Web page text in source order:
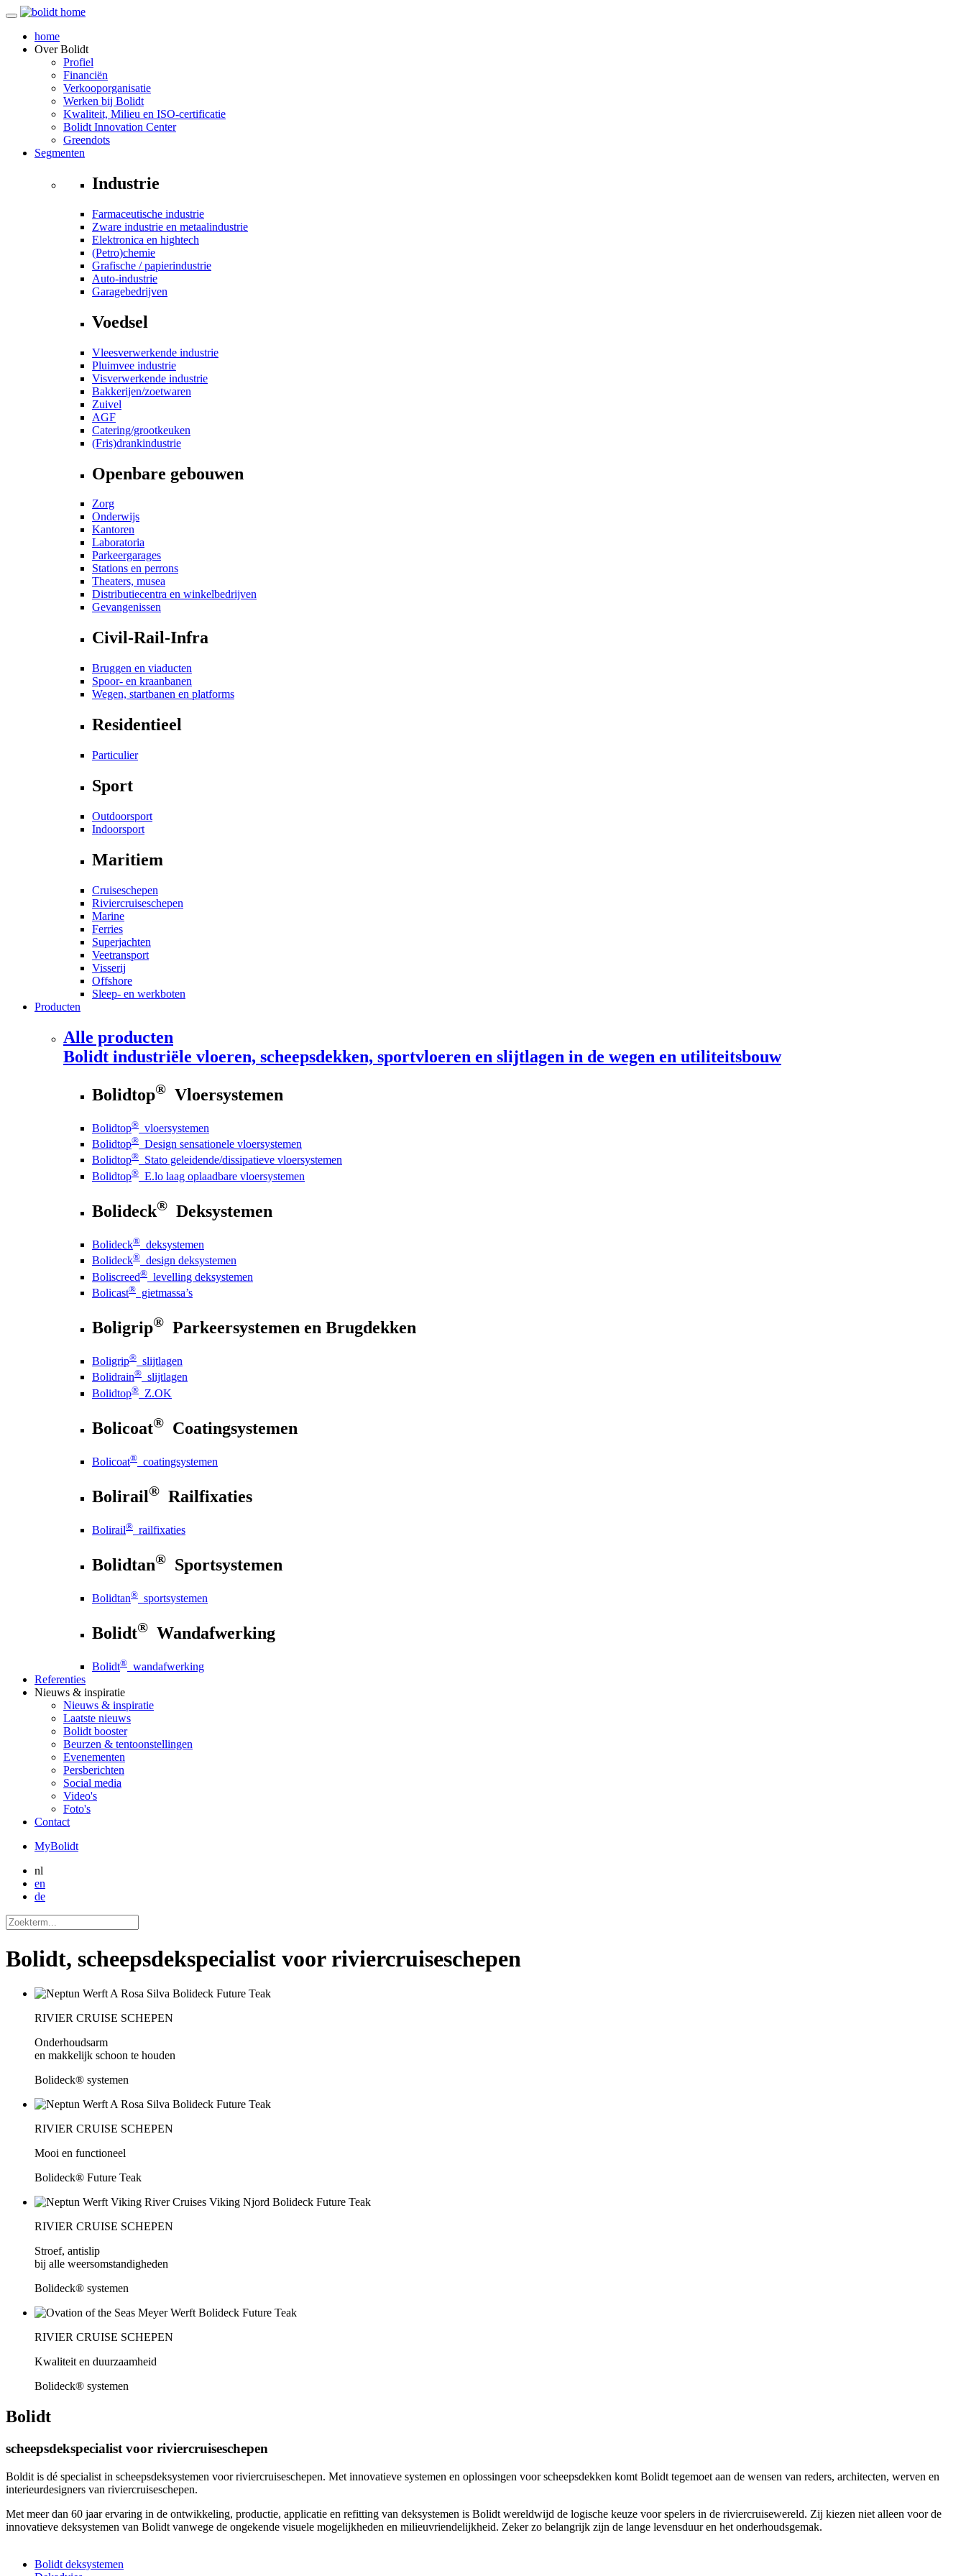
home
OverBolidt
Profiel
Financiën
Verkooporganisatie
Werken bij Bolidt
Kwaliteit, Milieu en ISO-certificatie
Bolidt Innovation Center
Greendots
Segmenten
Industrie
Farmaceutische industrie
Zware industrie en metaalindustrie
Elektronica en hightech
(Petro)chemie
Grafische / papierindustrie
Auto-industrie
Garagebedrijven
Voedsel
Vleesverwerkende industrie
Pluimvee industrie
Visverwerkende industrie
Bakkerijen/zoetwaren
Zuivel
AGF
Catering/grootkeuken
(Fris)drankindustrie
Openbare gebouwen
Zorg
Onderwijs
Kantoren
Laboratoria
Parkeergarages
Stations en perrons
Theaters, musea
Distributiecentra en winkelbedrijven
Gevangenissen
Civil-Rail-Infra
Bruggen en viaducten
Spoor- en kraanbanen
Wegen, startbanen en platforms
Residentieel
Particulier
Sport
Outdoorsport
Indoorsport
Maritiem
Cruiseschepen
Riviercruiseschepen
Marine
Ferries
Superjachten
Veetransport
Visserij
Offshore
Sleep- en werkboten
Producten
Alle producten
Bolidt industriële vloeren, scheepsdekken, sportvloeren en slijtlagen in de wegen en utiliteitsbouw
Bolidtop® Vloersystemen
Bolidtop® vloersystemen
Bolidtop® Design sensationele vloersystemen
Bolidtop® Stato geleidende/dissipatieve vloersystemen
Bolidtop® E.lo laag oplaadbare vloersystemen
Bolideck® Deksystemen
Bolideck® deksystemen
Bolideck® design deksystemen
Boliscreed® levelling deksystemen
Bolicast® gietmassa’s
Boligrip® Parkeersystemen en Brugdekken
Boligrip® slijtlagen
Bolidrain® slijtlagen
Bolidtop® Z.OK
Bolicoat® Coatingsystemen
Bolicoat® coatingsystemen
Bolirail® Railfixaties
Bolirail® railfixaties
Bolidtan® Sportsystemen
Bolidtan® sportsystemen
Bolidt® Wandafwerking
Bolidt® wandafwerking
Referenties
Nieuws & inspiratie
Nieuws & inspiratie
Laatste nieuws
Bolidt booster
Beurzen & tentoonstellingen
Evenementen
Persberichten
Social media
Video's
Foto's
Contact
MyBolidt
nl
en
de
Bolidt, scheepsdekspecialist voor riviercruiseschepen
RIVIER CRUISE SCHEPEN
Onderhoudsarm
en makkelijk schoon te houden
Bolideck® systemen
RIVIER CRUISE SCHEPEN
Mooi en functioneel
Bolideck® Future Teak
RIVIER CRUISE SCHEPEN
Stroef, antislip
bij alle weersomstandigheden
Bolideck® systemen
RIVIER CRUISE SCHEPEN
Kwaliteit en duurzaamheid
Bolideck® systemen
Bolidt
scheepsdekspecialist voor riviercruiseschepen
Boldit is dé specialist in scheepsdeksystemen voor riviercruiseschepen. Met innovatieve systemen en oplossingen voor scheepsdekken komt Bolidt tegemoet aan de wensen van reders, architecten, werven en
interieurdesigners van riviercruiseschepen.
Met meer dan 60 jaar ervaring in de ontwikkeling, productie, applicatie en refitting van deksystemen is Bolidt wereldwijd de logische keuze voor spelers in de riviercruisewereld. Zij kiezen niet alleen voor de
innovatieve deksystemen van Bolidt vanwege de ongekende visuele mogelijkheden en milieuvriendelijkheid. Zeker zo belangrijk zijn de lange levensduur en het onderhoudsgemak.
Bolidt deksystemen